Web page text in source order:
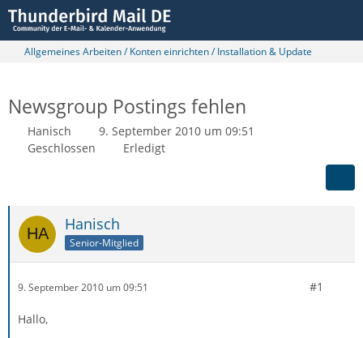
Allgemeines Arbeiten / Konten einrichten / Installation & Update
Newsgroup Postings fehlen
Hanisch
9. September 2010 um 09:51
Geschlossen
Erledigt
Hanisch
Senior-Mitglied
9. September 2010 um 09:51 #1
Hallo,